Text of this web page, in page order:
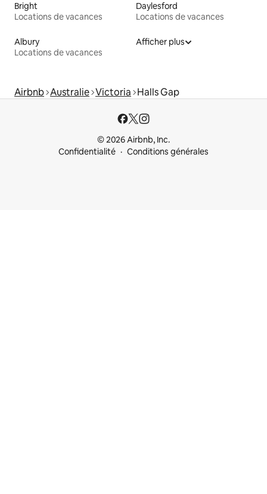
Bright
Locations de vacances
Daylesford
Locations de vacances
Albury
Locations de vacances
Afficher plus
Airbnb Australie Victoria Halls Gap
© 2026 Airbnb, Inc.
Confidentialité
Conditions générales